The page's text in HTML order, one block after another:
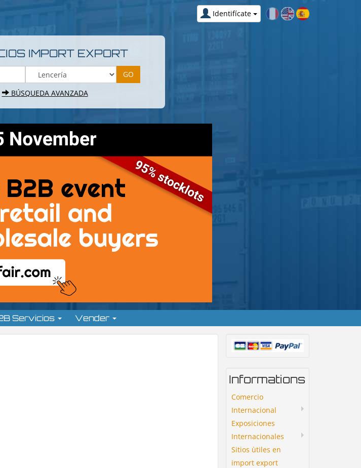
Identifícate
IMPORT EXPORT
BÚSQUEDA AVANZADA
Servicios Vender
Informations
Comercio
Internacional
Exposiciones
Internacionales
Sitios ùtiles en
import export